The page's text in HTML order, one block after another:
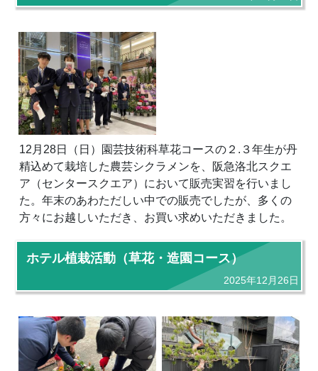
12月28日（日）園芸技術科草花コースの２.３年生が丹
精込めて栽培した農芸シクラメンを、阪急洛北スクエ
ア（センタースクエア）において販売実習を行いまし
た。年末のあわただしい中での販売でしたが、多くの
方々にお越しいただき、お買い求めいただきました。
ホテル植栽活動（草花・造園コース）
2025年12月26日